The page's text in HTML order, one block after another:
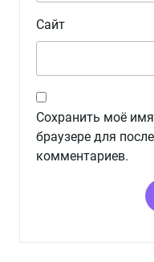
Сайт
Сохранить моё
браузере для
комментариев.